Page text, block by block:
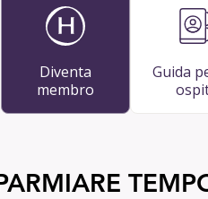
Diventa
membro
Guida